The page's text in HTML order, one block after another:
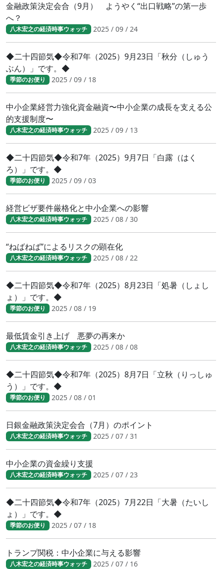
金融政策決定会合（9月） ようやく“出口戦略”の第一歩
へ？
八木宏之の経済時事ウォッチ 2025 / 09 / 24
◆二十四節気◆令和7年（2025）9月23日「秋分（しゅう
ぶん）」です。◆
季節のお便り 2025 / 09 / 18
中小企業経営力強化資金融資〜中小企業の成長を支える公
的支援制度〜
八木宏之の経済時事ウォッチ 2025 / 09 / 13
◆二十四節気◆令和7年（2025）9月7日「白露（はく
ろ）」です。◆
季節のお便り 2025 / 09 / 03
経営ビザ要件厳格化と中小企業への影響
八木宏之の経済時事ウォッチ 2025 / 08 / 30
“ねばねば”によるリスクの顕在化
八木宏之の経済時事ウォッチ 2025 / 08 / 22
◆二十四節気◆令和7年（2025）8月23日「処暑（しょし
ょ）」です。◆
季節のお便り 2025 / 08 / 19
最低賃金引き上げ 悪夢の再来か
八木宏之の経済時事ウォッチ 2025 / 08 / 08
◆二十四節気◆令和7年（2025）8月7日「立秋（りっしゅ
う）」です。◆
季節のお便り 2025 / 08 / 01
日銀金融政策決定会合（7月）のポイント
八木宏之の経済時事ウォッチ 2025 / 07 / 31
中小企業の資金繰り支援
八木宏之の経済時事ウォッチ 2025 / 07 / 23
◆二十四節気◆令和7年（2025）7月22日「大暑（たいし
ょ）」です。◆
季節のお便り 2025 / 07 / 18
トランプ関税：中小企業に与える影響
八木宏之の経済時事ウォッチ 2025 / 07 / 16